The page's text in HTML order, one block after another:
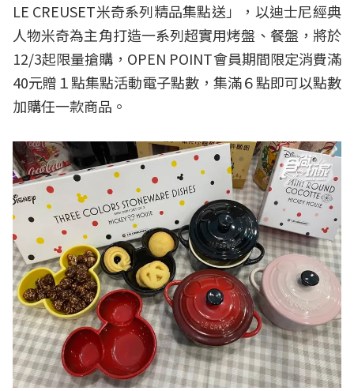
LE CREUSET米奇系列精品集點送」，以迪士尼經典
人物米奇為主角打造一系列超實用烤盤、餐盤，將於
12/3起限量搶購，OPEN POINT會員期間限定消費滿
40元贈１點集點活動電子點數，集滿６點即可以點數
加購任一款商品。